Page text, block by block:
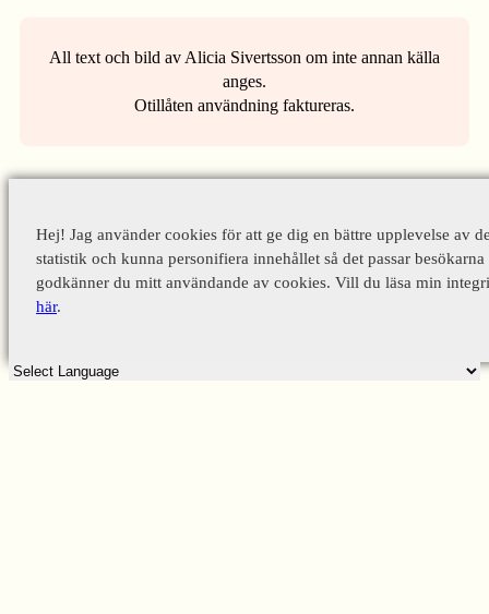
All text och bild av Alicia Sivertsson om inte annan källa
anges.
Otillåten användning faktureras.
Hej! Jag använder cookies för att ge dig en bättre upplevelse av
statistik och kunna personifiera innehållet så det passar
godkänner du mitt användande av cookies. Vill du läsa min
här.